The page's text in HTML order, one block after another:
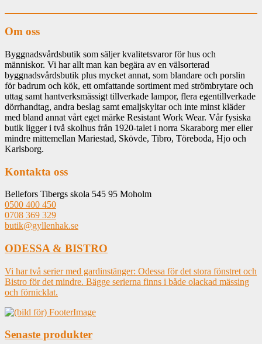
Om oss
Byggnadsvårdsbutik som säljer kvalitetsvaror för hus och
människor. Vi har allt man kan begära av en välsorterad
byggnadsvårdsbutik plus mycket annat, som blandare och porslin
för badrum och kök, ett omfattande sortiment med strömbrytare och
uttag samt hantverksmässigt tillverkade lampor, flera egentillverkade
dörrhandtag, andra beslag samt emaljskyltar och inte minst kläder
med bland annat vårt eget märke Resistant Work Wear. Vår fysiska
butik ligger i två skolhus från 1920-talet i norra Skaraborg mer eller
mindre mittemellan Mariestad, Skövde, Tibro, Töreboda, Hjo och
Karlsborg.
Kontakta oss
Bellefors Tibergs skola 545 95 Moholm
0500 400 450
0708 369 329
butik@gyllenhak.se
ODESSA & BISTRO
Vi har två serier med gardinstänger: Odessa för det stora fönstret och
Bistro för det mindre. Bägge serierna finns i både olackad mässing
och förnicklat.
Senaste produkter